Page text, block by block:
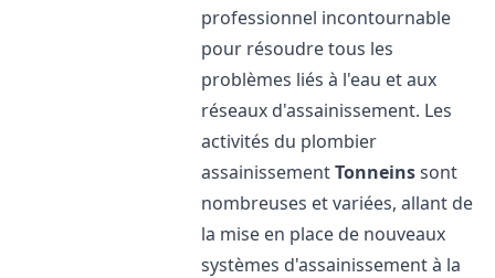
professionnel incontournable
pour résoudre tous les
problèmes liés à l'eau et aux
réseaux d'assainissement. Les
activités du plombier
assainissementTonneinssont
nombreuses et variées, allant de
la mise en place de nouveaux
systèmes d'assainissement à la